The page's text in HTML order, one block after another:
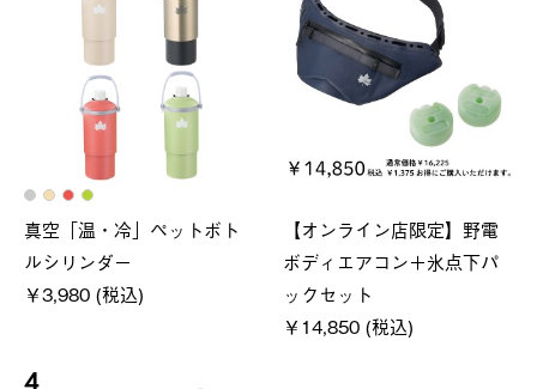
真空「温・冷」ペットボト
ルシリンダー
￥3,980 (税込)
【オンライン店限定】野電
ボディエアコン＋氷点下パ
ックセット
￥14,850 (税込)
4